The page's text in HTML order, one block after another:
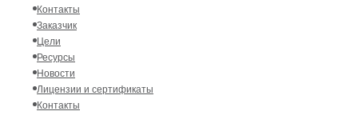
Контакты
Заказчик
Цели
Ресурсы
Новости
Лицензии и сертификаты
Контакты